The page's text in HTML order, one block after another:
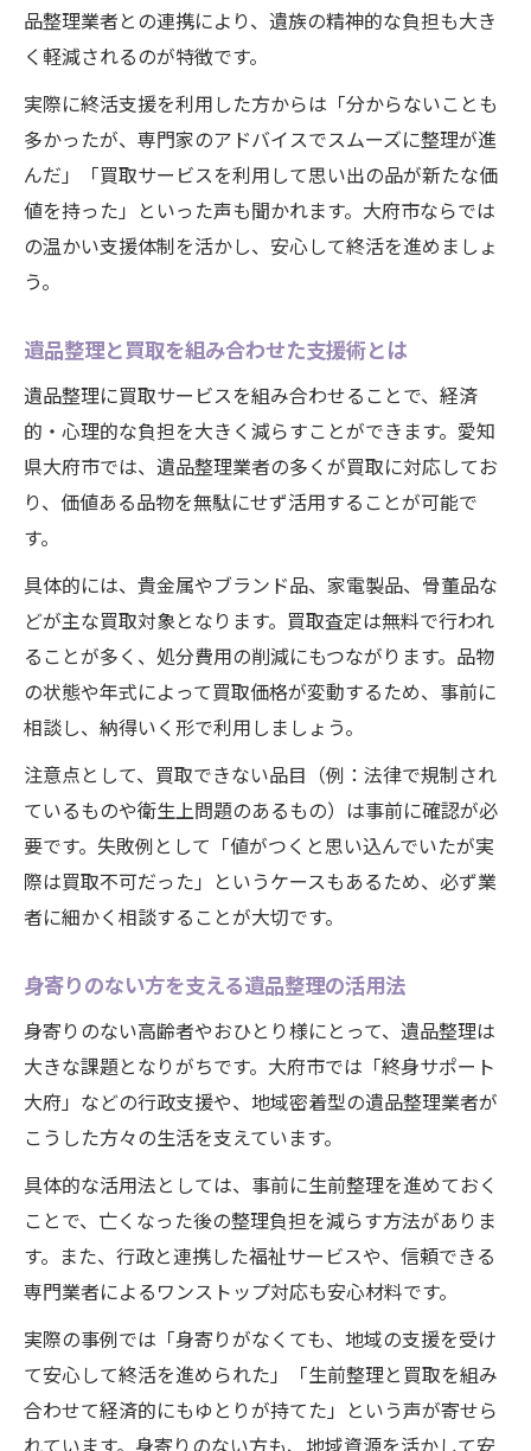
品整理業者との連携により、遺族の精神的な負担も大き
く軽減されるのが特徴です。
実際に終活支援を利用した方からは「分からないことも
多かったが、専門家のアドバイスでスムーズに整理が進
んだ」「買取サービスを利用して思い出の品が新たな価
値を持った」といった声も聞かれます。大府市ならでは
の温かい支援体制を活かし、安心して終活を進めましょ
う。
遺品整理と買取を組み合わせた支援術とは
遺品整理に買取サービスを組み合わせることで、経済
的・心理的な負担を大きく減らすことができます。愛知
県大府市では、遺品整理業者の多くが買取に対応してお
り、価値ある品物を無駄にせず活用することが可能で
す。
具体的には、貴金属やブランド品、家電製品、骨董品な
どが主な買取対象となります。買取査定は無料で行われ
ることが多く、処分費用の削減にもつながります。品物
の状態や年式によって買取価格が変動するため、事前に
相談し、納得いく形で利用しましょう。
注意点として、買取できない品目（例：法律で規制され
ているものや衛生上問題のあるもの）は事前に確認が必
要です。失敗例として「値がつくと思い込んでいたが実
際は買取不可だった」というケースもあるため、必ず業
者に細かく相談することが大切です。
身寄りのない方を支える遺品整理の活用法
身寄りのない高齢者やおひとり様にとって、遺品整理は
大きな課題となりがちです。大府市では「終身サポート
大府」などの行政支援や、地域密着型の遺品整理業者が
こうした方々の生活を支えています。
具体的な活用法としては、事前に生前整理を進めておく
ことで、亡くなった後の整理負担を減らす方法がありま
す。また、行政と連携した福祉サービスや、信頼できる
専門業者によるワンストップ対応も安心材料です。
実際の事例では「身寄りがなくても、地域の支援を受け
て安心して終活を進められた」「生前整理と買取を組み
合わせて経済的にもゆとりが持てた」という声が寄せら
れています。身寄りのない方も、地域資源を活かして安